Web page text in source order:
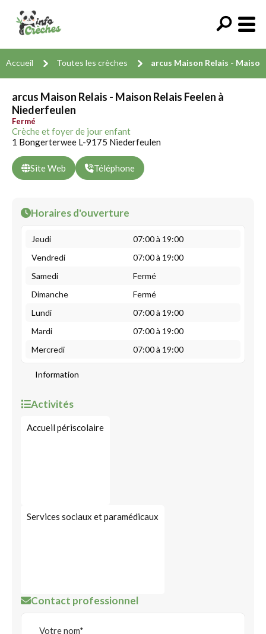
Accueil Toutes les crèches arcus Maison Relais -
arcus Maison Relais - Maison Relais Feelen à
Niederfeulen
Fermé
Crèche et foyer de jour enfant
1 Bongerterwee L-9175 Niederfeulen
Site Web Téléphone
Horaires d'ouverture
Jeudi
07:00 à 19:00
Vendredi
07:00 à 19:00
Samedi
Fermé
Dimanche
Fermé
Lundi
07:00 à 19:00
Mardi
07:00 à 19:00
Mercredi
07:00 à 19:00
Information
Activités
Accueil périscolaire
Services sociaux et paramédicaux
Contact professionnel
Votre nom*